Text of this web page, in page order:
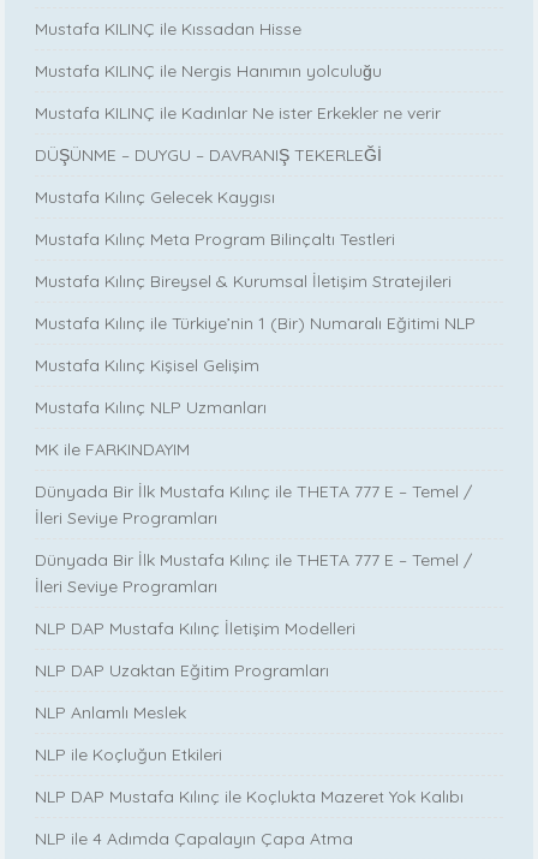
Mustafa KILINÇ ile Kıssadan Hisse
Mustafa KILINÇ ile Nergis Hanımın yolculuğu
Mustafa KILINÇ ile Kadınlar Ne ister Erkekler ne verir
DÜŞÜNME – DUYGU – DAVRANIŞ TEKERLEĞİ
Mustafa Kılınç Gelecek Kaygısı
Mustafa Kılınç Meta Program Bilinçaltı Testleri
Mustafa Kılınç Bireysel & Kurumsal İletişim Stratejileri
Mustafa Kılınç ile Türkiye’nin 1 (Bir) Numaralı Eğitimi NLP
Mustafa Kılınç Kişisel Gelişim
Mustafa Kılınç NLP Uzmanları
MK ile FARKINDAYIM
Dünyada Bir İlk Mustafa Kılınç ile THETA 777 E – Temel /
İleri Seviye Programları
Dünyada Bir İlk Mustafa Kılınç ile THETA 777 E – Temel /
İleri Seviye Programları
NLP DAP Mustafa Kılınç İletişim Modelleri
NLP DAP Uzaktan Eğitim Programları
NLP Anlamlı Meslek
NLP ile Koçluğun Etkileri
NLP DAP Mustafa Kılınç ile Koçlukta Mazeret Yok Kalıbı
NLP ile 4 Adımda Çapalayın Çapa Atma